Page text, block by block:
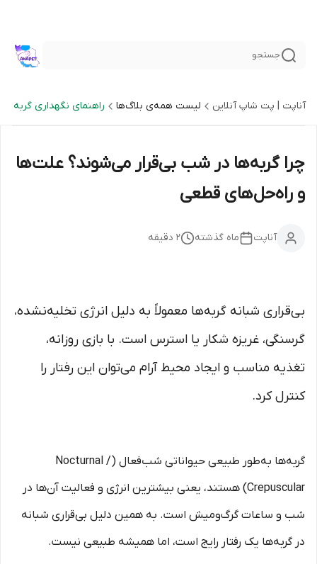
جستجو
آناپت | پت شاپ آنلاین لیست همه‌ی بلاگ‌ها راهنمای نگهداری گربه
چرا گربه‌ها در شب بی‌قرار می‌شوند؟ علت‌ها
و راه‌حل‌های قطعی
آناپت ماه گذشته 2 دقیقه
بی‌قراری شبانه گربه‌ها معمولاً به دلیل انرژی تخلیه‌نشده،
گرسنگی، غریزه شکار یا استرس است. با بازی روزانه،
تغذیه مناسب و ایجاد محیط آرام می‌توان این رفتار را
کنترل کرد.
گربه‌ها به‌طور طبیعی حیواناتی شب‌فعال (Nocturnal /
Crepuscular) هستند، یعنی بیشترین انرژی و فعالیت آن‌ها در
شب و ساعات گرگ‌ومیش است. به همین دلیل بی‌قراری شبانه
در گربه‌ها یک رفتار رایج است، اما همیشه طبیعی نیست.